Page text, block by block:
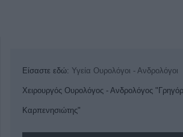
Είσαστε εδώ: Υγεία Ουρολόγοι - Ανδρολόγοι
Χειρουργός Ουρολόγος - Ανδρολόγος
Καρπενησιώτης"